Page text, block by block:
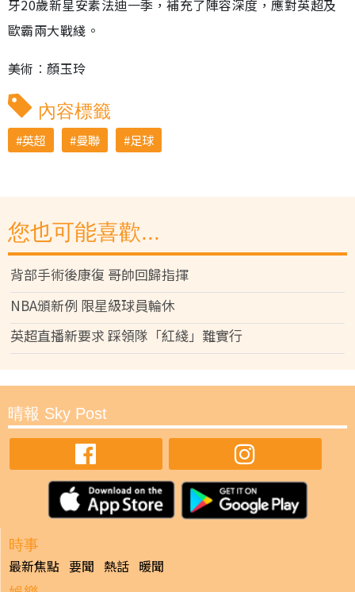
牙20歲新星安素法迪一季，補充了陣容深度，應對英超及
歐霸兩大戰綫。
美術︰顏玉玲
內容標籤
英超 曼聯 足球
您也可能喜歡...
背部手術後康復 哥帥回歸指揮
NBA頒新例 限星級球員輪休
英超直播新要求 踩領隊「紅綫」難實行
晴報 Sky Post
時事
最新焦點 要聞 熱話 暖聞